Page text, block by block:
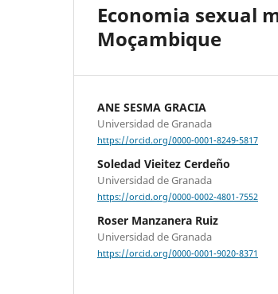
Economia sexual
Moçambique
ANE SESMA GRACIA
Universidad de Granada
https://orcid.org/0000-0001-8249-5817
Soledad Vieitez Cerdeño
Universidad de Granada
https://orcid.org/0000-0002-4801-7552
Roser Manzanera Ruiz
Universidad de Granada
https://orcid.org/0000-0001-9020-8371